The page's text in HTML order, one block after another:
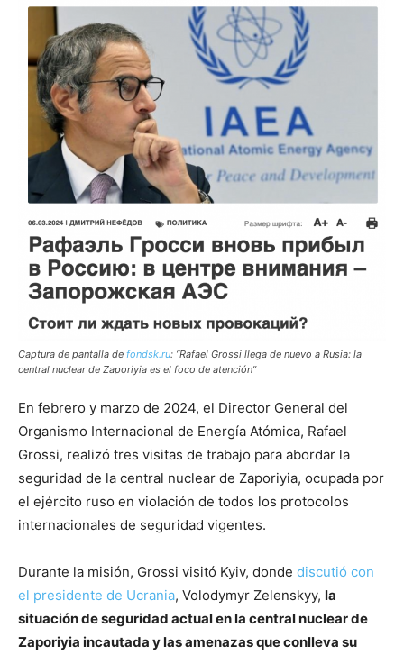
Captura de pantalla de fondsk.ru: “Rafael Grossi llega de nuevo a Rusia: la
central nuclear de Zaporiyia es el foco de atención”
En febrero y marzo de 2024, el Director General del
Organismo Internacional de Energía Atómica, Rafael
Grossi, realizó tres visitas de trabajo para abordar la
seguridad de la central nuclear de Zaporiyia, ocupada por
el ejército ruso en violación de todos los protocolos
internacionales de seguridad vigentes.
Durante la misión, Grossi visitó Kyiv, donde discutió con
el presidente de Ucrania, Volodymyr Zelenskyy, la
situación de seguridad actual en la central nuclear de
Zaporiyia incautada y las amenazas que conlleva su